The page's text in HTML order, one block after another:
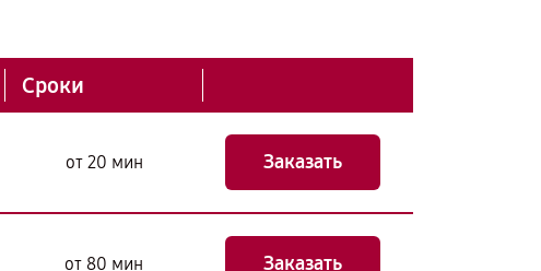
Сроки
от 20 мин Заказать
от 80 мин Заказать